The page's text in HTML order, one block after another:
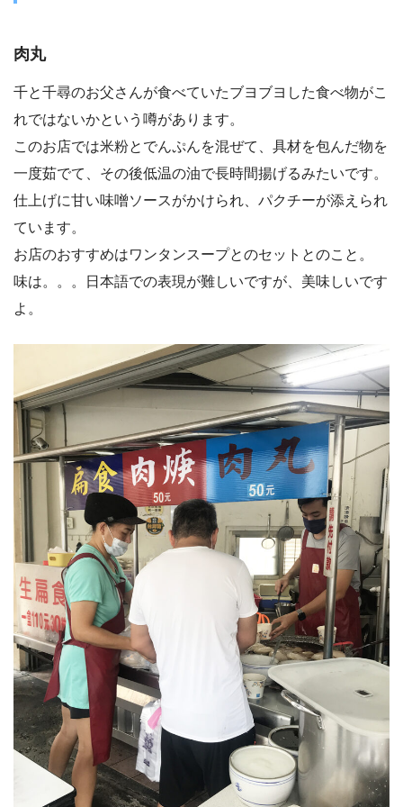
肉丸
千と千尋のお父さんが食べていたブヨブヨした食べ物がこ
れではないかという噂があります。
このお店では米粉とでんぷんを混ぜて、具材を包んだ物を
一度茹でて、その後低温の油で長時間揚げるみたいです。
仕上げに甘い味噌ソースがかけられ、パクチーが添えられ
ています。
お店のおすすめはワンタンスープとのセットとのこと。
味は。。。日本語での表現が難しいですが、美味しいです
よ。